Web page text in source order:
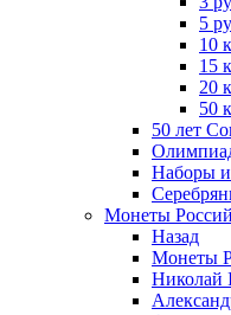
5
10
15
20
50
50 лет
Наборы
Монеты
Назад
Монеты
Николай